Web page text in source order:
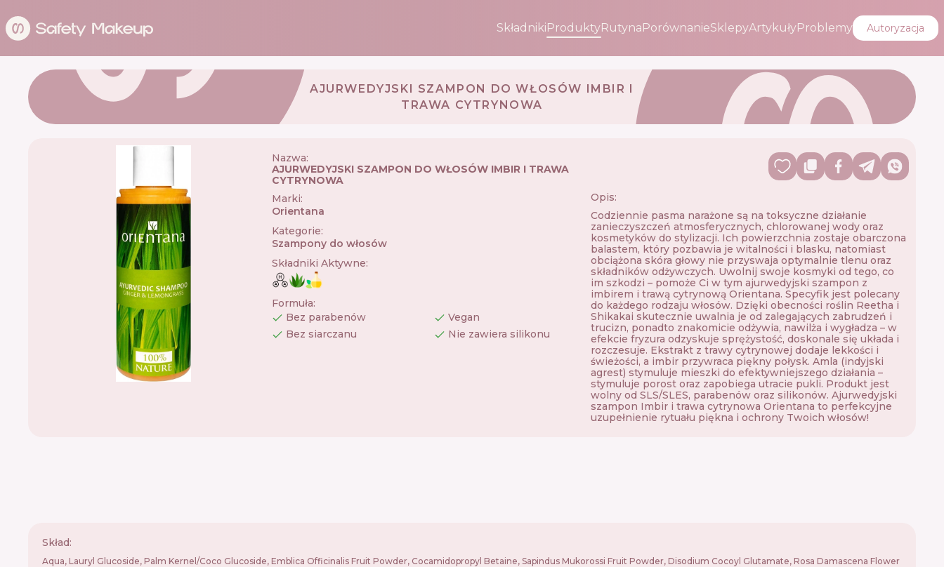
SkładnikiProduktyRutynaPorównanieSklepyArtykułyProblemy Autoryzacja
AJURWEDYJSKI SZAMPON DO WŁOSÓW IMBIR I
TRAWA CYTRYNOWA
Nazwa:
AJURWEDYJSKI SZAMPON DO WŁOSÓW IMBIR I TRAWA
CYTRYNOWA
Marki:
Orientana
Kategorie:
Szampony do włosów
Składniki Aktywne:
Formuła:
Bez parabenów
Vegan
Bez siarczanu
Nie zawiera silikonu
Opis:
Codziennie pasma narażone są na toksyczne działanie
zanieczyszczeń atmosferycznych, chlorowanej wody oraz
kosmetyków do stylizacji. Ich powierzchnia zostaje obarczona
balastem, który pozbawia je witalności i blasku, natomiast
obciążona skóra głowy nie przyswaja optymalnie tlenu oraz
składników odżywczych. Uwolnij swoje kosmyki od tego, co
im szkodzi – pomoże Ci w tym ajurwedyjski szampon z
imbirem i trawą cytrynową Orientana. Specyfik jest polecany
do każdego rodzaju włosów. Dzięki obecności roślin Reetha i
Shikakai skutecznie uwalnia je od zalegających zabrudzeń i
trucizn, ponadto znakomicie odżywia, nawilża i wygładza – w
efekcie fryzura odzyskuje sprężystość, doskonale się układa i
rozczesuje. Ekstrakt z trawy cytrynowej dodaje lekkości i
świeżości, a imbir przywraca piękny połysk. Amla (indyjski
agrest) stymuluje mieszki do efektywniejszego działania –
stymuluje porost oraz zapobiega utracie pukli. Produkt jest
wolny od SLS/SLES, parabenów oraz silikonów. Ajurwedyjski
szampon Imbir i trawa cytrynowa Orientana to perfekcyjne
uzupełnienie rytuału piękna i ochrony Twoich włosów!
Skład:
Aqua, Lauryl Glucoside, Palm Kernel/Coco Glucoside, Emblica Officinalis Fruit Powder, Cocamidopropyl Betaine, Sapindus Mukorossi Fruit Powder, Disodium Cocoyl Glutamate, Rosa Damascena Flower